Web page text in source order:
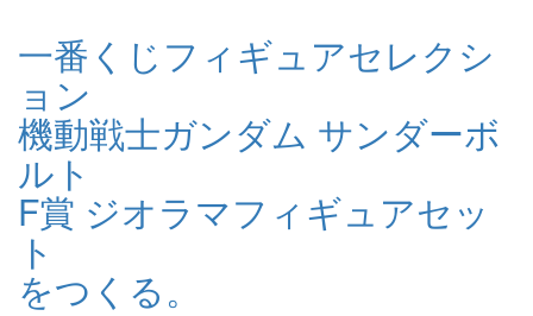
一番くじフィギュアセレクシ
ョン
機動戦士ガンダム サンダーボ
ルト
F賞 ジオラマフィギュアセッ
ト
をつくる。